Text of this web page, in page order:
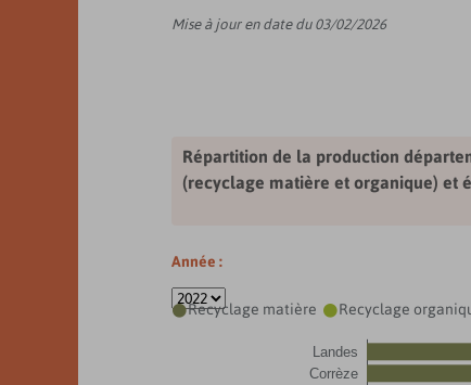
Mise à jour en date du 03/02/2026
Répartition de la production
(recyclage matière et organique) et
Année :
Recyclage matière Recyclage
Corrèze
Landes